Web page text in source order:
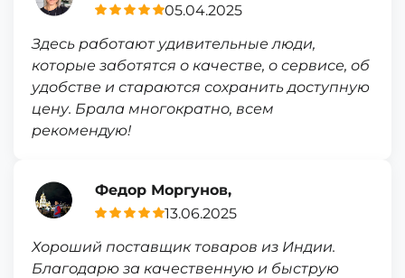
05.04.2025
Здесь работают удивительные люди,
которые заботятся о качестве, о сервисе, об
удобстве и стараются сохранить доступную
цену. Брала многократно, всем
рекомендую!
Федор Моргунов,
13.06.2025
Хороший поставщик товаров из Индии.
Благодарю за качественную и быструю